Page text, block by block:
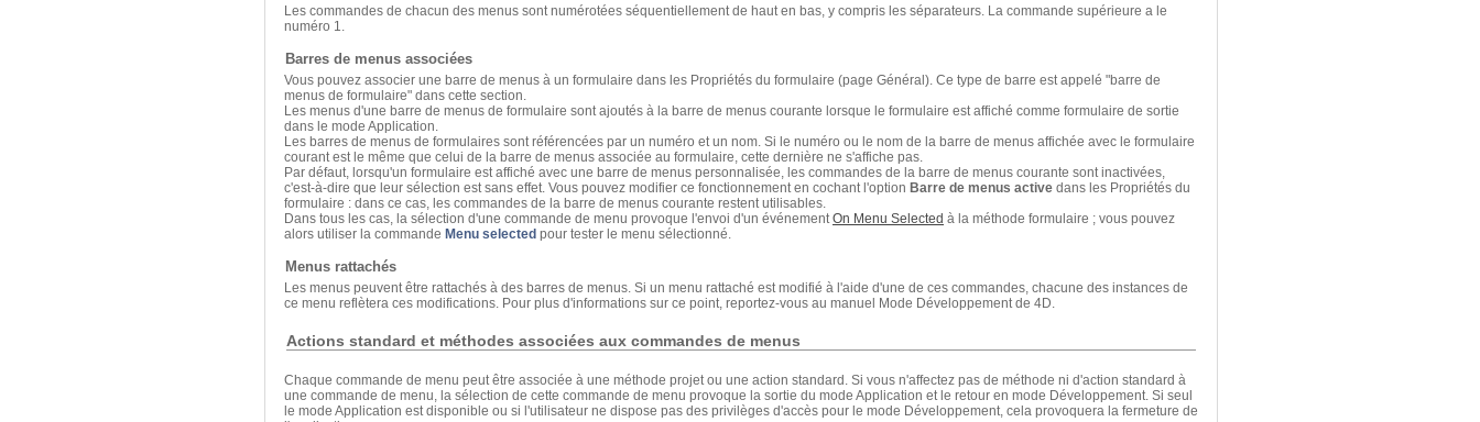
Les commandes de chacun des menus sont numérotées séquentiellement de haut en bas, y compris les séparateurs. La commande supérieure a le
numéro 1.
Barres de menus associées
Vous pouvez associer une barre de menus à un formulaire dans les Propriétés du formulaire (page Général). Ce type de barre est appelé "barre de
menus de formulaire" dans cette section.
Les menus d'une barre de menus de formulaire sont ajoutés à la barre de menus courante lorsque le formulaire est affiché comme formulaire de sortie
dans le mode Application.
Les barres de menus de formulaires sont référencées par un numéro et un nom. Si le numéro ou le nom de la barre de menus affichée avec le formulaire
courant est le même que celui de la barre de menus associée au formulaire, cette dernière ne s'affiche pas.
Par défaut, lorsqu'un formulaire est affiché avec une barre de menus personnalisée, les commandes de la barre de menus courante sont inactivées,
c'est-à-dire que leur sélection est sans effet. Vous pouvez modifier ce fonctionnement en cochant l'option Barre de menus active dans les Propriétés du
formulaire : dans ce cas, les commandes de la barre de menus courante restent utilisables.
Dans tous les cas, la sélection d'une commande de menu provoque l'envoi d'un événementOn Menu Selected à la méthode formulaire ; vous pouvez
alors utiliser la commande Menu selected pour tester le menu sélectionné.
Menus rattachés
Les menus peuvent être rattachés à des barres de menus. Si un menu rattaché est modifié à l'aide d'une de ces commandes, chacune des instances de
ce menu reflètera ces modifications. Pour plus d'informations sur ce point, reportez-vous au manuel Mode Développement de 4D.
Actions standard et méthodes associées aux commandes de menus
Chaque commande de menu peut être associée à une méthode projet ou une action standard. Si vous n'affectez pas de méthode ni d'action standard à
une commande de menu, la sélection de cette commande de menu provoque la sortie du mode Application et le retour en mode Développement. Si seul
le mode Application est disponible ou si l'utilisateur ne dispose pas des privilèges d'accès pour le mode Développement, cela provoquera la fermeture de